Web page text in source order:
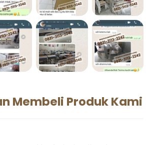
Membeli Produk Kami